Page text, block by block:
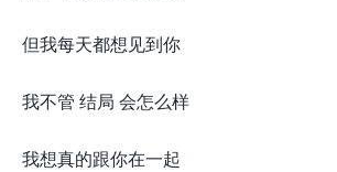
但我每天都想见到你
我不管 结局 会怎么样
我想真的跟你在一起